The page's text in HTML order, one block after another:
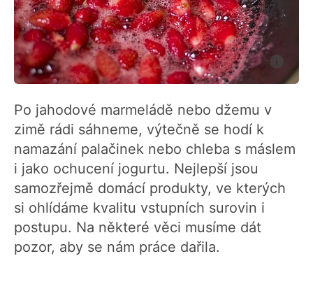
Po jahodové marmeládě nebo džemu v
zimě rádi sáhneme, výtečně se hodí k
namazání palačinek nebo chleba s máslem
i jako ochucení jogurtu. Nejlepší jsou
samozřejmě domácí produkty, ve kterých
si ohlídáme kvalitu vstupních surovin i
postupu. Na některé věci musíme dát
pozor, aby se nám práce dařila.